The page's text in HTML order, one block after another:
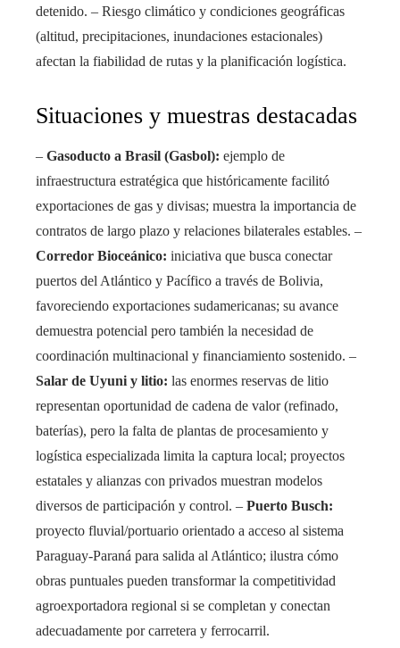
detenido. – Riesgo climático y condiciones geográficas
(altitud, precipitaciones, inundaciones estacionales)
afectan la fiabilidad de rutas y la planificación logística.
Situaciones y muestras destacadas
– Gasoducto a Brasil (Gasbol): ejemplo de
infraestructura estratégica que históricamente facilitó
exportaciones de gas y divisas; muestra la importancia de
contratos de largo plazo y relaciones bilaterales estables. –
Corredor Bioceánico: iniciativa que busca conectar
puertos del Atlántico y Pacífico a través de Bolivia,
favoreciendo exportaciones sudamericanas; su avance
demuestra potencial pero también la necesidad de
coordinación multinacional y financiamiento sostenido. –
Salar de Uyuni y litio: las enormes reservas de litio
representan oportunidad de cadena de valor (refinado,
baterías), pero la falta de plantas de procesamiento y
logística especializada limita la captura local; proyectos
estatales y alianzas con privados muestran modelos
diversos de participación y control. – Puerto Busch:
proyecto fluvial/portuario orientado a acceso al sistema
Paraguay-Paraná para salida al Atlántico; ilustra cómo
obras puntuales pueden transformar la competitividad
agroexportadora regional si se completan y conectan
adecuadamente por carretera y ferrocarril.